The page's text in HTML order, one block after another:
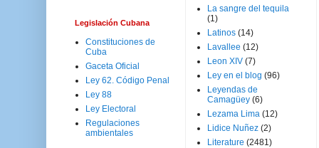
Legislación Cubana
Constituciones de
Cuba
Gaceta Oficial
Ley 62. Código Penal
Ley 88
Ley Electoral
Regulaciones
ambientales
La sangre del tequila
(1)
Latinos (14)
Lavallee (12)
Leon XIV (7)
Ley en el blog (96)
Leyendas de
Camagüey (6)
Lezama Lima (12)
Lidice Nuñez (2)
Literature (2481)